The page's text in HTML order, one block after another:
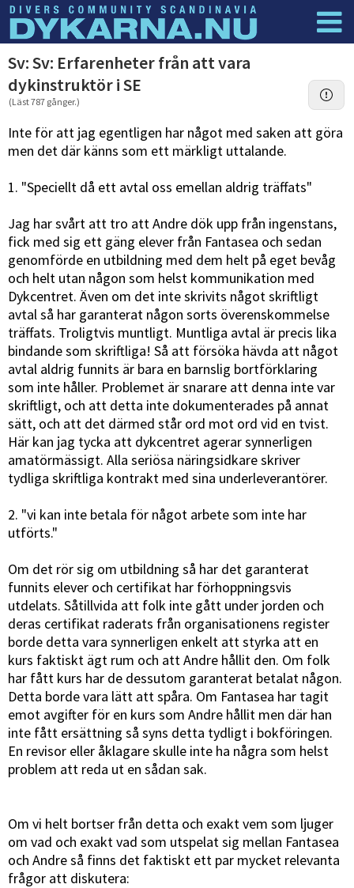
Dyknyheter
Sv: Sv: Erfarenheter från att vara
dykinstruktör i SE
(Läst 787 gånger.)
Inte för att jag egentligen har något med saken att göra
men det där känns som ett märkligt uttalande.
1. "Speciellt då ett avtal oss emellan aldrig träffats"
Jag har svårt att tro att Andre dök upp från ingenstans,
fick med sig ett gäng elever från Fantasea och sedan
genomförde en utbildning med dem helt på eget bevåg
och helt utan någon som helst kommunikation med
Dykcentret. Även om det inte skrivits något skriftligt
avtal så har garanterat någon sorts överenskommelse
träffats. Troligtvis muntligt. Muntliga avtal är precis lika
bindande som skriftliga! Så att försöka hävda att något
avtal aldrig funnits är bara en barnslig bortförklaring
som inte håller. Problemet är snarare att denna inte var
skriftligt, och att detta inte dokumenterades på annat
sätt, och att det därmed står ord mot ord vid en tvist.
Här kan jag tycka att dykcentret agerar synnerligen
amatörmässigt. Alla seriösa näringsidkare skriver
tydliga skriftliga kontrakt med sina underleverantörer.
2. "vi kan inte betala för något arbete som inte har
utförts."
Om det rör sig om utbildning så har det garanterat
funnits elever och certifikat har förhoppningsvis
utdelats. Såtillvida att folk inte gått under jorden och
deras certifikat raderats från organisationens register
borde detta vara synnerligen enkelt att styrka att en
kurs faktiskt ägt rum och att Andre hållit den. Om folk
har fått kurs har de dessutom garanterat betalat någon.
Detta borde vara lätt att spåra. Om Fantasea har tagit
emot avgifter för en kurs som Andre hållit men där han
inte fått ersättning så syns detta tydligt i bokföringen.
En revisor eller åklagare skulle inte ha några som helst
problem att reda ut en sådan sak.
Om vi helt bortser från detta och exakt vem som ljuger
om vad och exakt vad som utspelat sig mellan Fantasea
och Andre så finns det faktiskt ett par mycket relevanta
frågor att diskutera: